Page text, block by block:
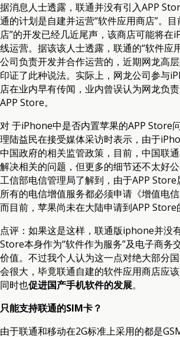
据消息人士透露，联通并没有引入APP
通的计划是自建并运营“软件应用商店”。
店”的开发已经几近尾声，该商店可能将在
线运营。据该该人士透露，联通的“软件应
公司负责开发并合作运营的，近期网龙高
印证了此种说法。实际上，网龙公司参与
店在业内早有传闻，业内曾误认为网龙负
APP Store。
对 于iPhone中是否内置苹果的APP Store
理陆益民在接受媒体采访时表示，由于
中国政府的相关监管政策，目前，中国联
解决相关的问题，但更多的细节还不太好
工信部电信管理局了解到，由于APP Store
所有的电信增值服务都必须申请《增值电
而目前，苹果尚未在大陆申请到APP Store
点评：如果这是这样，联通版iphone并没
Store本身作为“软件作为服务”及电子商务
价值。不过我个人认为这一点对绝大部分
会很大，毕竟联通自建的软件应用商店应
同时也促进国产手机软件的发展。
只能支持联通的SIM卡？
由于联通和移动在2G标准上采用的都是